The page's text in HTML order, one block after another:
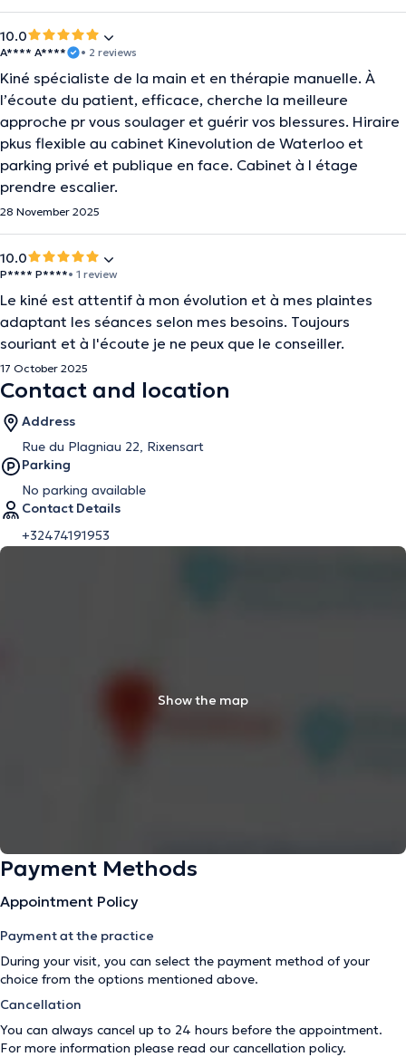
10.0
A**** A**** • 2 reviews
Kiné spécialiste de la main et en thérapie manuelle. À
l’écoute du patient, efficace, cherche la meilleure
approche pr vous soulager et guérir vos blessures. Hiraire
pkus flexible au cabinet Kinevolution de Waterloo et
parking privé et publique en face. Cabinet à l étage
prendre escalier.
28 November 2025
10.0
P**** P****• 1 review
Le kiné est attentif à mon évolution et à mes plaintes
adaptant les séances selon mes besoins. Toujours
souriant et à l'écoute je ne peux que le conseiller.
17 October 2025
Contact and location
Address
Rue du Plagniau 22, Rixensart
Parking
No parking available
Contact Details
+32474191953
Show the map
Payment Methods
Appointment Policy
Payment at the practice
During your visit, you can select the payment method of your
choice from the options mentioned above.
Cancellation
You can always cancel up to 24 hours before the appointment.
For more information please read our cancellation policy.